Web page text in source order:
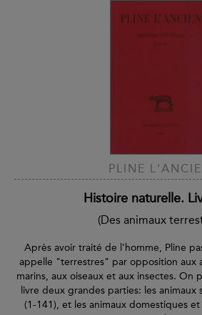
PLINE
Histoire naturelle.
(Des animaux
Après avoir traité de l'homme, Pline
appelle "terrestres" par opposition aux
marins, aux oiseaux et aux insectes. On
livre deux grandes parties: les animaux
(1-141), et les animaux domestiques